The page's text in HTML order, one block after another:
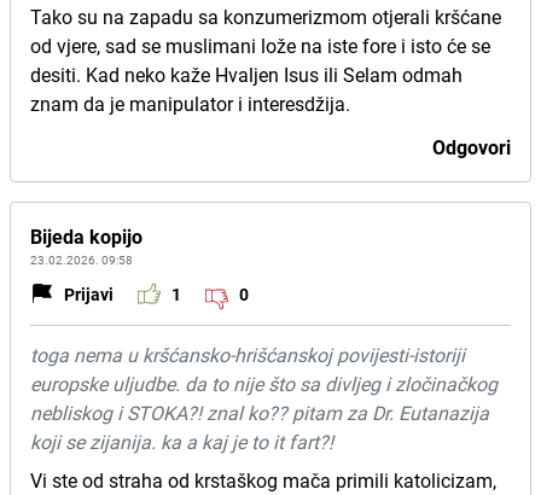
Tako su na zapadu sa konzumerizmom otjerali kršćane
od vjere, sad se muslimani lože na iste fore i isto će se
desiti. Kad neko kaže Hvaljen Isus ili Selam odmah
znam da je manipulator i interesdžija.
Odgovori
Bijeda kopijo
23.02.2026. 09:58
Prijavi 1 0
toga nema u kršćansko-hrišćanskoj povijesti-istoriji
europske uljudbe. da to nije što sa divljeg i zločinačkog
nebliskog i STOKA?! znal ko?? pitam za Dr. Eutanazija
koji se zijanija. ka a kaj je to it fart?!
Vi ste od straha od krstaškog mača primili katolicizam,